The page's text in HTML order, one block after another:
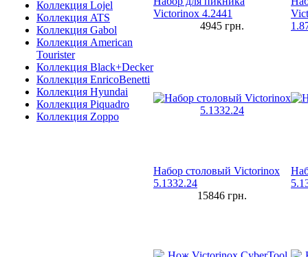
Коллекция Lojel
Коллекция ATS
Коллекция Gabol
Коллекция American
Tourister
Коллекция Black+Decker
Коллекция EnricoBenetti
Коллекция Hyundai
Коллекция Piquadro
Коллекция Zoppo
Victorinox 4.2441
4945 грн.
Набор столовый Victorinox
5.1332.24
15846 грн.